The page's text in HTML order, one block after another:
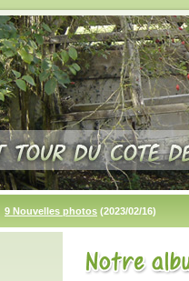
9 Nouvelles photos (2023/02/16)